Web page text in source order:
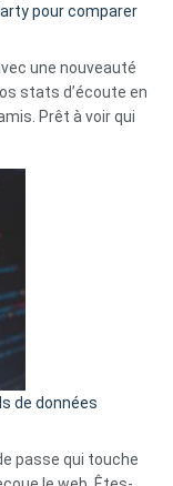
change
pour comparer
une nouveauté
stats d’écoute en
Prêt à voir qui
de données
passe qui touche